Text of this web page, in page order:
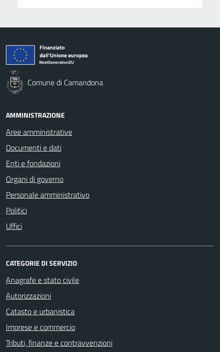
Comune di Camandona
AMMINISTRAZIONE
Aree amministrative
Documenti e dati
Enti e fondazioni
Organi di governo
Personale amministrativo
Politici
Uffici
CATEGORIE DI SERVIZIO
Anagrafe e stato civile
Autorizzazioni
Catasto e urbanistica
Imprese e commercio
Tributi, finanze e contravvenzioni